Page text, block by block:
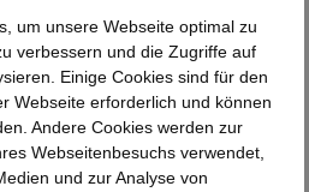
Serie 950
um unsere Webseite optimal zu
verbessern und die Zugriffe auf
Einige Cookies sind für den
Webseite erforderlich und können
Andere Cookies werden zur
Webseitenbesuchs verwendet,
und zur Analyse von